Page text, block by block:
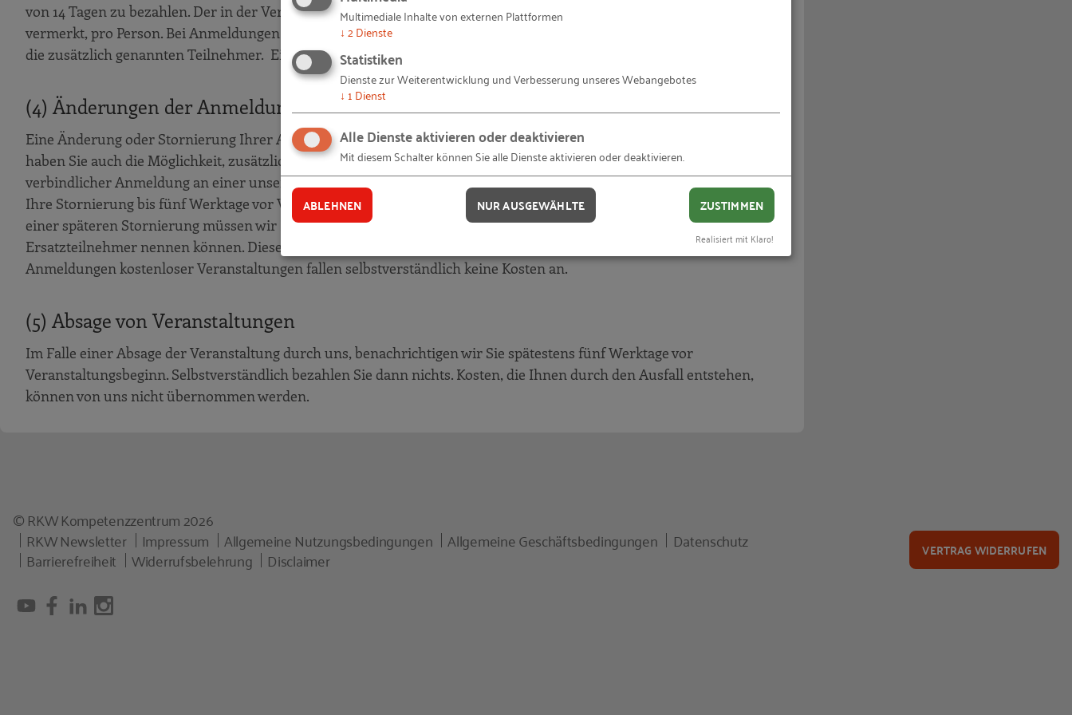
von 14 Tagen zu bezahlen. Der in der Veranstaltungsbeschreibung ausgewiesene Betrag gilt, soweit nicht anders
vermerkt, pro Person. Bei Anmeldungen mit zusätzlichen Teilnehmern gilt der ausgewiesene Betrag daher auch für
die zusätzlich genannten Teilnehmer. Ein Preisnachlass für die Anmeldung weiterer Teilnehmer ist nicht möglich.
(4) Änderungen der Anmeldung, Nicht-Teilnahme und Stornierung
Eine Änderung oder Stornierung Ihrer Anmeldung können Sie jederzeit im Bereich "Mein RKW" vornehmen. Hier
haben Sie auch die Möglichkeit, zusätzliche Teilnehmer nachträglich hinzuzufügen oder zu löschen. Sollten Sie trotz
verbindlicher Anmeldung an einer unserer Veranstaltungen verhindert sein, informieren Sie uns bitte zeitnah. Wenn
Ihre Stornierung bis fünf Werktage vor Veranstaltungsbeginn eingeht, stornieren wir Ihre Anmeldung kostenfrei. Bei
einer späteren Stornierung müssen wir Ihnen den vollen Teilnehmerbeitrag in Rechnung stellen, wenn Sie uns keinen
Ersatzteilnehmer nennen können. Diese Regelung gilt auch für Teilstornierungen. Für Stornierungen von
Anmeldungen kostenloser Veranstaltungen fallen selbstverständlich keine Kosten an.
(5) Absage von Veranstaltungen
Im Falle einer Absage der Veranstaltung durch uns, benachrichtigen wir Sie spätestens fünf Werktage vor
Veranstaltungsbeginn. Selbstverständlich bezahlen Sie dann nichts. Kosten, die Ihnen durch den Ausfall entstehen,
können von uns nicht übernommen werden.
© RKW Kompetenzzentrum 2026
RKW Newsletter
Impressum Allgemeine Nutzungsbedingungen Allgemeine Geschäftsbedingungen Datenschutz
Barrierefreiheit Widerrufsbelehrung Disclaimer VERTRAG WIDERRUFEN
Multimediale Inhalte von externen Plattformen
↓ 2Dienste
Statistiken
Dienste zur Weiterentwicklung und Verbesserung unseres Webangebotes
↓ 1 Dienst
Alle Dienste aktivieren oder deaktivieren
Mit diesem Schalter können Sie alle Dienste aktivieren oder deaktivieren.
ABLEHNEN NUR AUSGEWÄHLTE ZUSTIMMEN
Realisiert mit Klaro!